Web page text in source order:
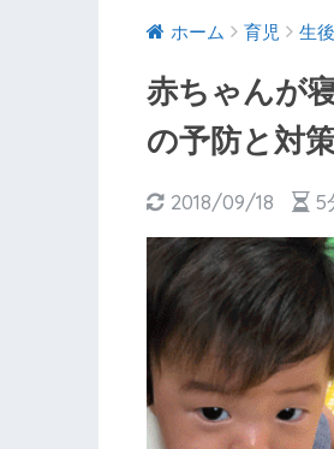
ホーム 育児 生
赤ちゃんが
の予防と対
2018/09/18 5